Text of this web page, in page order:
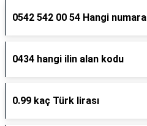
0542 542 00 54 Hangi numara
0434 hangi ilin alan kodu
0.99 kaç Türk lirası